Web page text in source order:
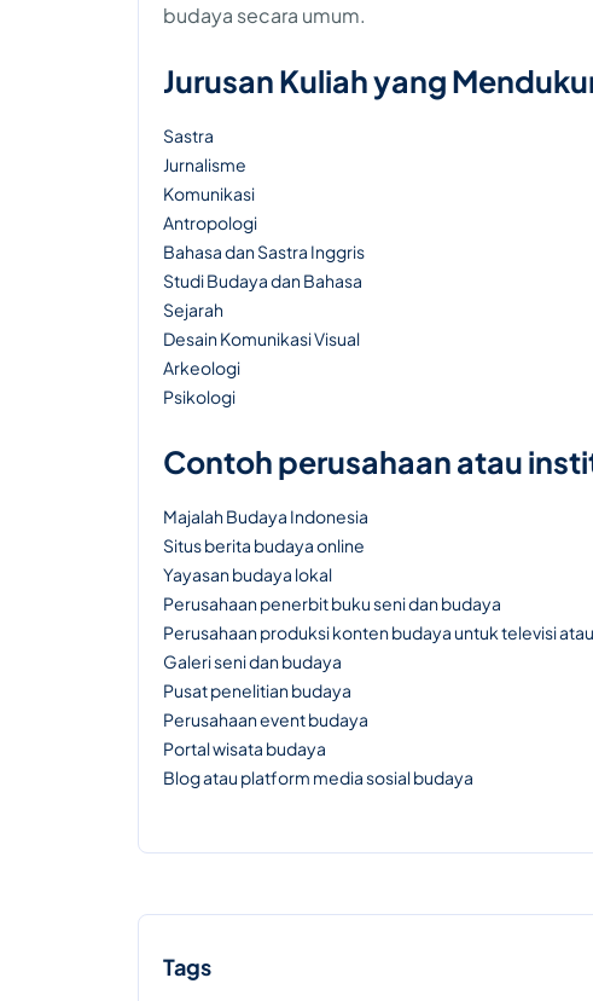
budaya secara umum.
Jurusan Kuliah yang
Sastra
Jurnalisme
Komunikasi
Antropologi
Bahasa dan Sastra Inggris
Studi Budaya dan Bahasa
Sejarah
Desain Komunikasi Visual
Arkeologi
Psikologi
Contoh perusahaan atau
Majalah Budaya Indonesia
Situs berita budaya online
Yayasan budaya lokal
Perusahaan penerbit buku seni dan budaya
Perusahaan produksi konten budaya untuk televisi
Galeri seni dan budaya
Pusat penelitian budaya
Perusahaan event budaya
Portal wisata budaya
Blog atau platform media sosial budaya
Tags